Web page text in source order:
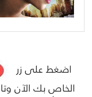
اضغط على زر
الخاص بك الآن